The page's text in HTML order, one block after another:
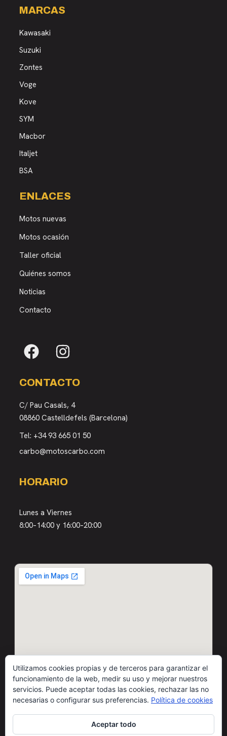
MARCAS
Kawasaki
Suzuki
Zontes
Voge
Kove
SYM
Macbor
Italjet
BSA
ENLACES
Motos nuevas
Motos ocasión
Taller oficial
Quiénes somos
Noticias
Contacto
CONTACTO
C/ Pau Casals, 4
08860 Castelldefels (Barcelona)
Tel: +34 93 665 01 50
carbo@motoscarbo.com
HORARIO
Lunes a Viernes
8:00–14:00 y 16:00–20:00
Utilizamos cookies propias y de terceros para garantizar el
funcionamiento de la web, medir su uso y mejorar nuestros
servicios. Puede aceptar todas las cookies, rechazar las no
necesarias o configurar sus preferencias. Política de cookies
Aceptar todo